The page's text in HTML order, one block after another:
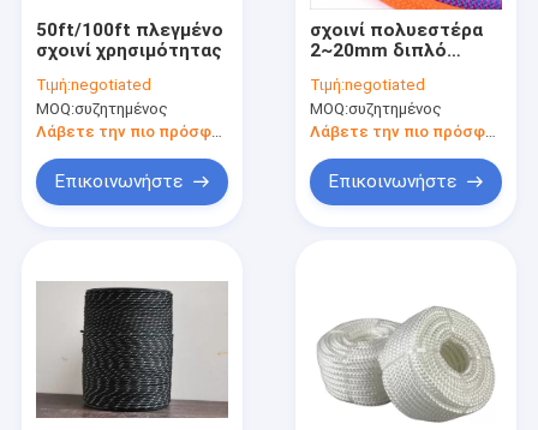
50ft/100ft πλεγμένο
σχοινί χρησιμότητας
Τιμή:negotiated
MOQ:συζητημένος
Λάβετε την πιο πρόσφατη τιμή
Επικοινωνήστε
σχοινί πολυεστέρα
2~20mm διπλό
Τιμή:negotiated
MOQ:συζητημένος
Επικοινωνήστε